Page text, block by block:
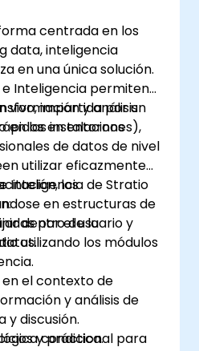
complementos para
de Grafana.
centrada en los
data, inteligencia
en una única solución.
e Inteligencia permiten
y análisis
en entornos
vivo, impartida por un
en las instalaciones),
de datos de nivel
utilizar eficazmente
Inteligencia de Stratio
en estructuras de
por el usuario y
los
dentro de la
utilizando los módulos
el contexto de
y análisis de
condicional para
y discusión.
y práctica.